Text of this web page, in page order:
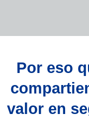
Por eso
valor en